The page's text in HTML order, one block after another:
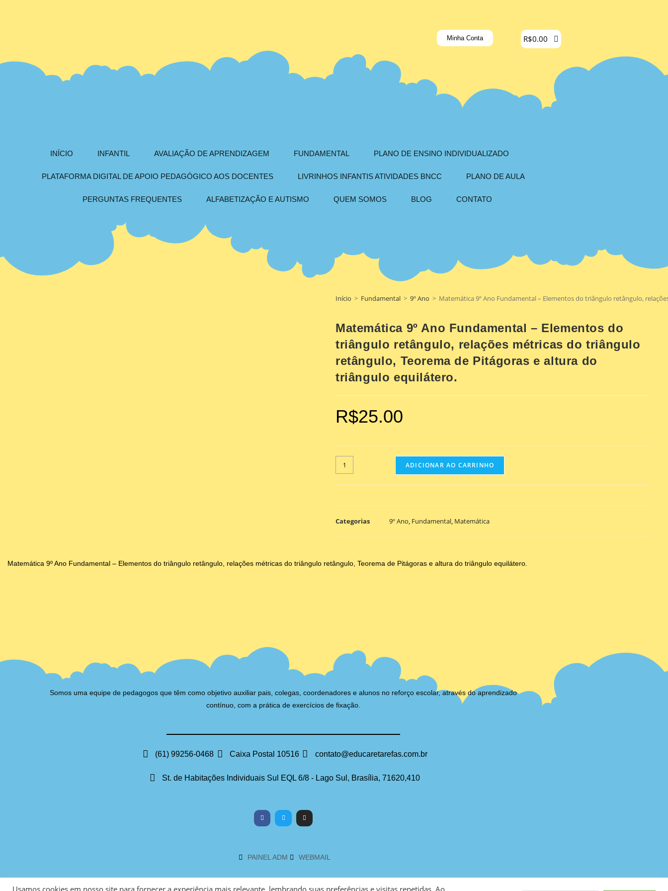
Minha Conta R$0.00
INÍCIO INFANTIL AVALIAÇÃO DE APRENDIZAGEM FUNDAMENTAL PLANO DE ENSINO INDIVIDUALIZADO
PLATAFORMA DIGITAL DE APOIO PEDAGÓGICO AOS DOCENTES LIVRINHOS INFANTIS ATIVIDADES BNCC PLANO DE AULA
PERGUNTAS FREQUENTES ALFABETIZAÇÃO E AUTISMO QUEM SOMOS BLOG CONTATO
Início > Fundamental > 9º Ano > Matemática 9º Ano Fundamental – Elementos do triângulo retângulo,
Matemática 9º Ano Fundamental – Elementos do
triângulo retângulo, relações métricas do triângulo
retângulo, Teorema de Pitágoras e altura do
triângulo equilátero.
R$25.00
ADICIONAR AO CARRINHO
Categorias 9º Ano, Fundamental, Matemática
Matemática 9º Ano Fundamental – Elementos do triângulo retângulo, relações métricas do triângulo retângulo, Teorema de Pitágoras e altura do triângulo equilátero.
Somos uma equipe de pedagogos que têm como objetivo auxiliar pais, colegas, coordenadores e alunos no reforço escolar, através do aprendizado
contínuo, com a prática de exercícios de fixação.
(61) 99256-0468 Caixa Postal 10516 contato@educaretarefas.com.br
St. de Habitações Individuais Sul EQL 6/8 - Lago Sul, Brasília, 71620,410
PAINEL ADM WEBMAIL
Usamos cookies em nosso site para fornecer a experiência mais relevante, lembrando suas preferências e visitas repetidas. Ao